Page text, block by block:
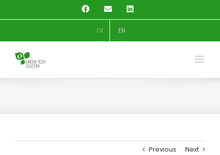
FacebookEmail LinkedIn
LV EN
Previous Next